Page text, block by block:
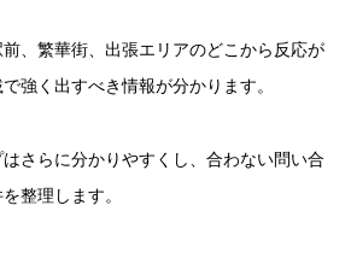
、繁華街、出張エリアのどこから反応が
強く出すべき情報が分かります。
さらに分かりやすくし、合わない問い合
整理します。